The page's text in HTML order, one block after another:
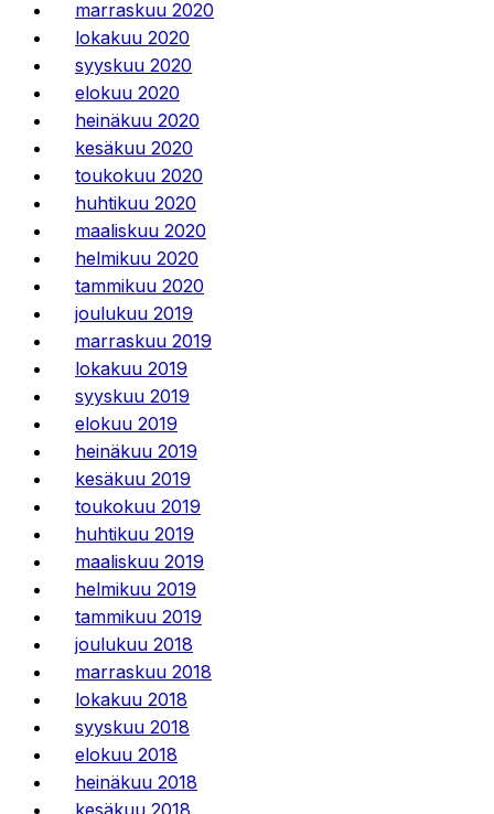
marraskuu 2020
lokakuu 2020
syyskuu 2020
elokuu 2020
heinäkuu 2020
kesäkuu 2020
toukokuu 2020
huhtikuu 2020
maaliskuu 2020
helmikuu 2020
tammikuu 2020
joulukuu 2019
marraskuu 2019
lokakuu 2019
syyskuu 2019
elokuu 2019
heinäkuu 2019
kesäkuu 2019
toukokuu 2019
huhtikuu 2019
maaliskuu 2019
helmikuu 2019
tammikuu 2019
joulukuu 2018
marraskuu 2018
lokakuu 2018
syyskuu 2018
elokuu 2018
heinäkuu 2018
kesäkuu 2018